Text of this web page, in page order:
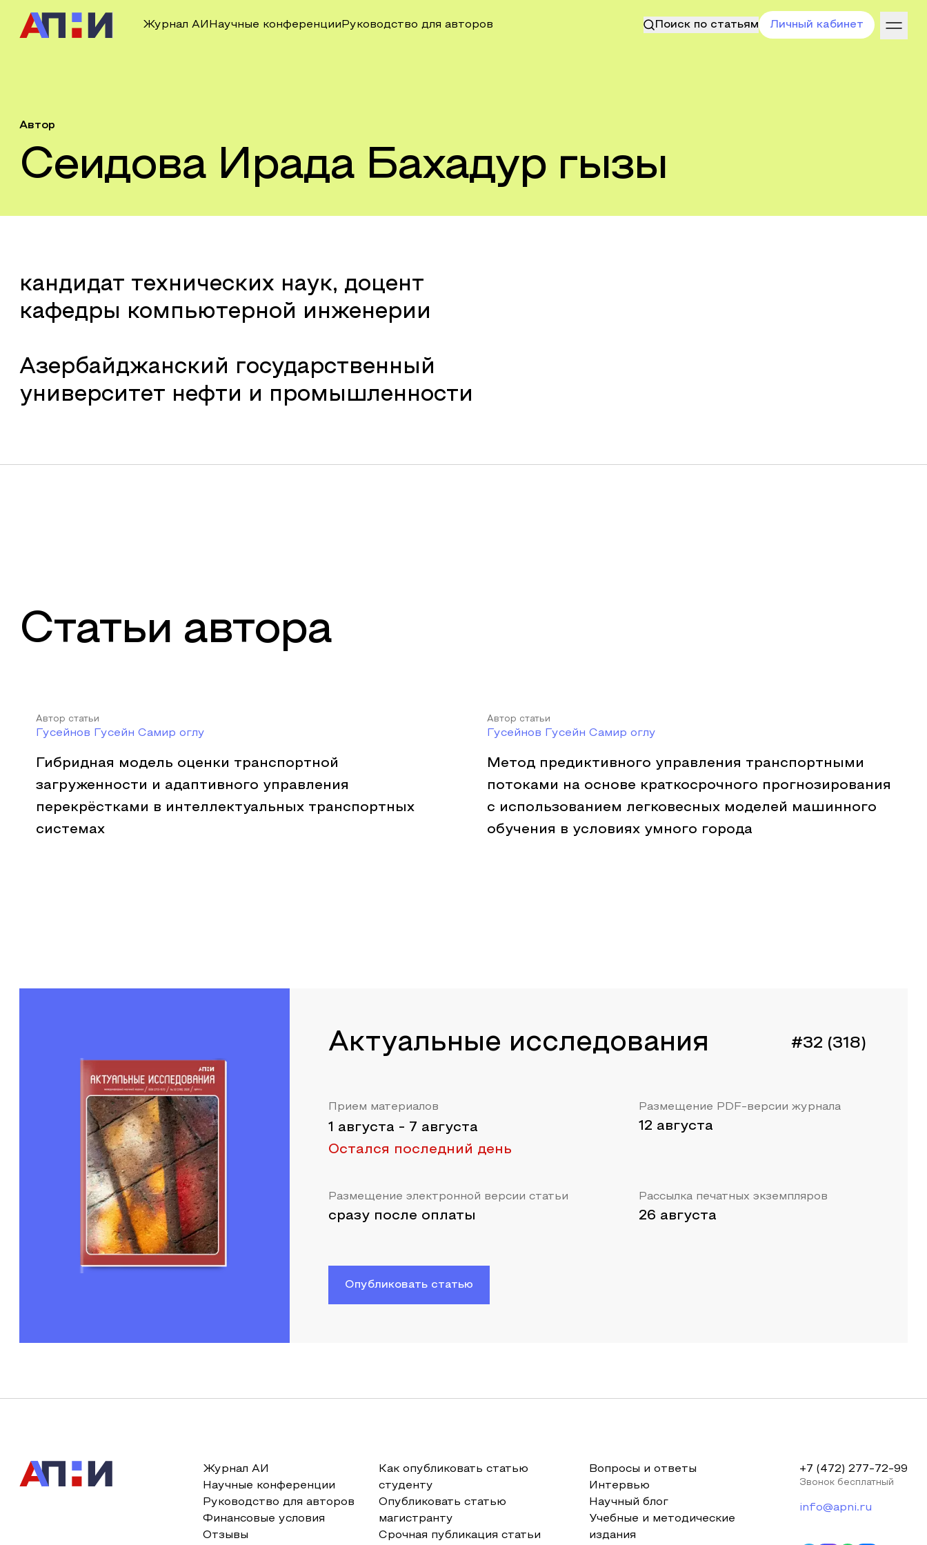
Журнал АИ Научные конференции Руководство для авторов Поиск по статьям Личный кабинет
Автор
Сеидова Ирада Бахадур гызы
кандидат технических наук, доцент
кафедры компьютерной инженерии
Азербайджанский государственный
университет нефти и промышленности
Статьи автора
Автор статьи
Гусейнов Гусейн Самир оглу
Гибридная модель оценки транспортной
загруженности и адаптивного управления
перекрёстками в интеллектуальных транспортных
системах
Автор статьи
Гусейнов Гусейн Самир оглу
Метод предиктивного управления транспортными
потоками на основе краткосрочного прогнозирования
с использованием легковесных моделей машинного
обучения в условиях умного города
Актуальные исследования #32 (318)
Прием материалов
1 августа - 7 августа
Остался последний день
Размещение PDF-версии журнала
12 августа
Размещение электронной версии статьи
сразу после оплаты
Рассылка печатных экземпляров
26 августа
Опубликовать статью
Журнал АИ
Научные конференции
Руководство для авторов
Финансовые условия
Отзывы
Как опубликовать статью
студенту
Опубликовать статью
магистранту
Срочная публикация статьи
Вопросы и ответы
Интервью
Научный блог
Учебные и методические
издания
+7 (472) 277-72-99
Звонок бесплатный
info@apni.ru